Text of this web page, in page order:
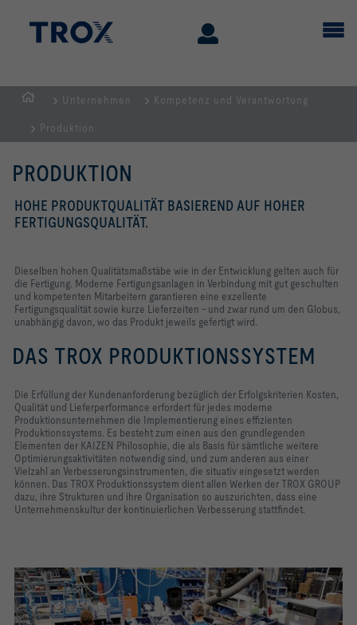
Unternehmen Kompetenz und Verantwortung
Produktion
PRODUKTION
HOHE PRODUKTQUALITÄT BASIEREND AUF HOHER
FERTIGUNGSQUALITÄT.
Dieselben hohen Qualitätsmaßstäbe wie in der Entwicklung gelten auch für
die Fertigung. Moderne Fertigungsanlagen in Verbindung mit gut geschulten
und kompetenten Mitarbeitern garantieren eine exzellente
Fertigungsqualität sowie kurze Lieferzeiten – und zwar rund um den Globus,
unabhängig davon, wo das Produkt jeweils gefertigt wird.
DAS TROX PRODUKTIONSSYSTEM
Die Erfüllung der Kundenanforderung bezüglich der Erfolgskriterien Kosten,
Qualität und Lieferperformance erfordert für jedes moderne
Produktionsunternehmen die Implementierung eines effizienten
Produktionssystems. Es besteht zum einen aus den grundlegenden
Elementen der KAIZEN Philosophie, die als Basis für sämtliche weitere
Optimierungsaktivitäten notwendig sind, und zum anderen aus einer
Vielzahl an Verbesserungsinstrumenten, die situativ eingesetzt werden
können. Das TROX Produktionssystem dient allen Werken der TROX GROUP
dazu, ihre Strukturen und ihre Organisation so auszurichten, dass eine
Unternehmenskultur der kontinuierlichen Verbesserung stattfindet.